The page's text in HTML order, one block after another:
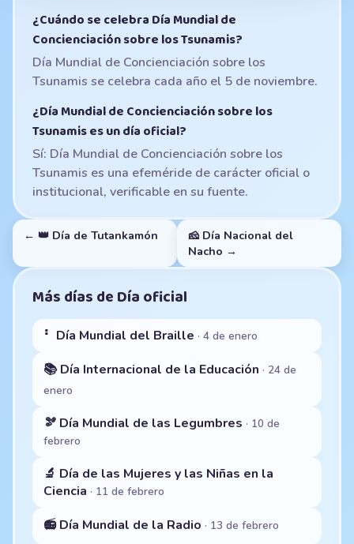
¿Cuándo se celebra Día Mundial de
Concienciación sobre los Tsunamis?
Día Mundial de Concienciación sobre los
Tsunamis se celebra cada año el 5 de noviembre.
¿Día Mundial de Concienciación sobre los
Tsunamis es un día oficial?
Sí: Día Mundial de Concienciación sobre los
Tsunamis es una efeméride de carácter oficial o
institucional, verificable en su fuente.
← 👑 Día de Tutankamón
🧀 Día Nacional del
Nacho →
Más días de Día oficial
⠃ Día Mundial del Braille · 4 de enero
📚 Día Internacional de la Educación · 24 de
enero
🫘 Día Mundial de las Legumbres · 10 de
febrero
🔬 Día de las Mujeres y las Niñas en la
Ciencia · 11 de febrero
📻 Día Mundial de la Radio · 13 de febrero